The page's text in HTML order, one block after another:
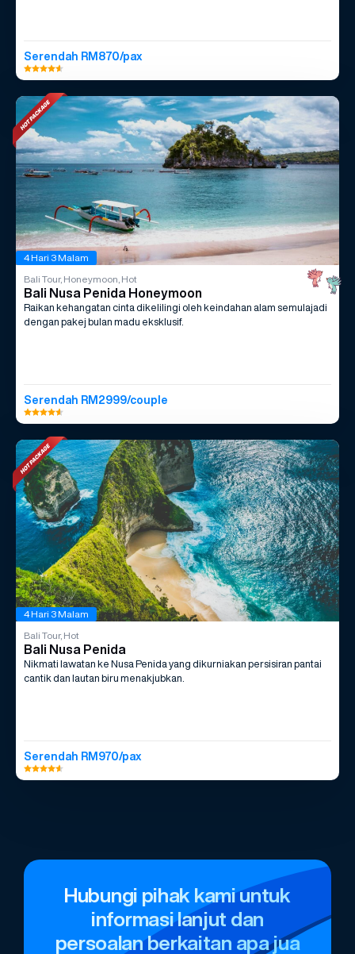
Serendah RM870/pax
4 Hari 3 Malam
Bali Tour, Honeymoon, Hot
Bali Nusa Penida Honeymoon
Raikan kehangatan cinta dikelilingi oleh keindahan alam semulajadi
dengan pakej bulan madu eksklusif.
Serendah RM2999/couple
4 Hari 3 Malam
Bali Tour, Hot
Bali Nusa Penida
Nikmati lawatan ke Nusa Penida yang dikurniakan persisiran pantai
cantik dan lautan biru menakjubkan.
Serendah RM970/pax
Hubungi pihak kami untuk
informasi lanjut dan
persoalan berkaitan apa jua